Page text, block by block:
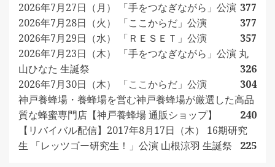
2026年7月27日（月） 「手をつなぎながら」公演 377
2026年7月28日（火） 「ここからだ」公演
377
2026年7月29日（水） 「ＲＥＳＥＴ」公演
357
2026年7月23日（木） 「手をつなぎながら」公演 丸
山ひなた 生誕祭
326
2026年7月30日（木） 「ここからだ」公演
304
神戸養蜂場・養蜂場を営む神戸養蜂場が厳選した高品
質な蜂蜜専門店【神戸養蜂場 通販ショップ】
240
【リバイバル配信】2017年8月17日（木） 16期研究
生 「レッツゴー研究生！」公演 山根涼羽 生誕祭
225